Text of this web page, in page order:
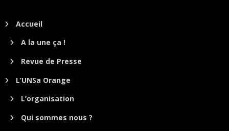
Accueil
A la une ça !
Revue de Presse
L’UNSa Orange
L’organisation
Qui sommes nous ?